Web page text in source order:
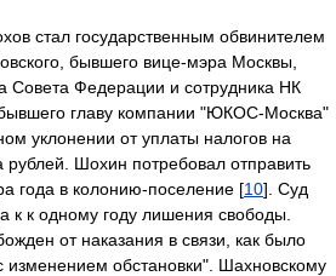
стал государственным обвинителем
бывшего вице-мэра Москвы,
Совета Федерации и сотрудника НК
главу компании "ЮКОС-Москва"
уклонении от уплаты налогов на
Шохин потребовал отправить
года в колонию-поселение [10]. Суд
к к одному году лишения свободы.
от наказания в связи, как было
изменением обстановки". Шахновскому